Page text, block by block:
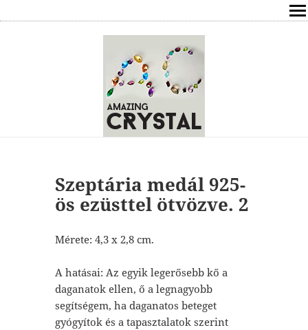
ÍRÁSOK
ÁSVÁNYOK HATÁSAI
ELÉRHETŐSÉG
ONLINE GYÓGYÍTÁS,TANÁCSADÁS
FREE
VÁSÁRLÁS / KOSÁR
Szeptária medál 925-
ös ezüsttel ötvözve. 2
Mérete: 4,3 x 2,8 cm.
A hatásai: Az egyik legerősebb kő a
daganatok ellen, ő a legnagyobb
segítségem, ha daganatos beteget
gyógyítok és a tapasztalatok szerint